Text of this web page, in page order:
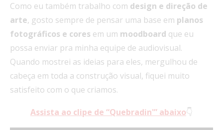
Como eu também trabalho com design e direção de
arte, gosto sempre de pensar uma base em planos
fotográficos e cores em um moodboard que eu
possa enviar pra minha equipe de audiovisual.
Quando mostrei as ideias para eles, mergulhou de
cabeça em toda a construção visual, fiquei muito
satisfeito com o que criamos.
Assista ao clipe de “Quebradin'” abaixo👇